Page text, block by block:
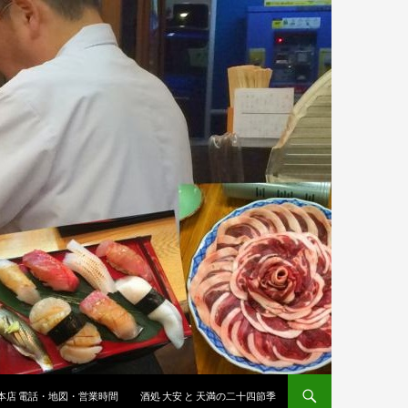
店 電話・地図・営業時間 酒処 大安 と 天満の二十四節季